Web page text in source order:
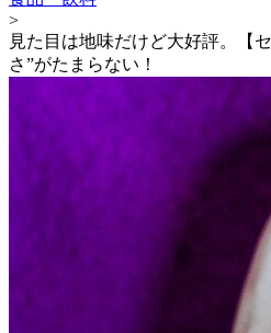
>
見た目は地味だけど大好評。【
さ”がたまらない！